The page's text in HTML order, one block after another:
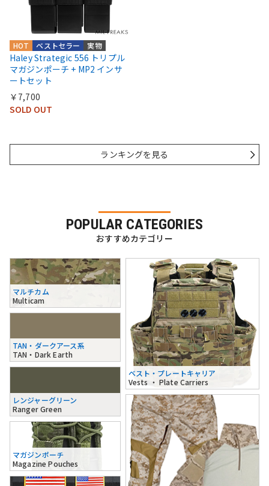
実物
ベストセラー
HOT
Haley Strategic 556 トリプル
マガジンポーチ + MP2 インサ
ートセット
￥7,700
SOLD OUT
ランキングを見る
POPULAR CATEGORIES
おすすめカテゴリー
マルチカム
Multicam
TAN・ダークアース系
TAN・Dark Earth
レンジャーグリーン
Ranger Green
ベスト・プレートキャリア
Vests ・ Plate Carriers
マガジンポーチ
Magazine Pouches